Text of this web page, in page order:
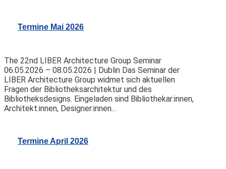
Termine Mai 2026
The 22nd LIBER Architecture Group Seminar
06.05.2026 – 08.05.2026 | Dublin Das Seminar der
LIBER Architecture Group widmet sich aktuellen
Fragen der Bibliotheksarchitektur und des
Bibliotheksdesigns. Eingeladen sind Bibliothekar:innen,
Architekt:innen, Designer:innen...
Termine April 2026